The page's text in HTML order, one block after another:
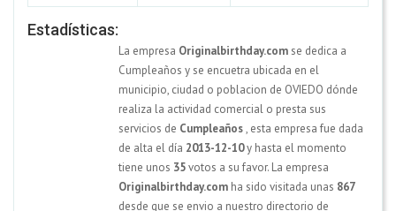
Estadísticas:
La empresa Originalbirthday.comse dedica a
Cumpleaños y se encuetra ubicada en el
municipio, ciudad o poblacion de OVIEDO dónde
realiza la actividad comercial o presta sus
servicios de Cumpleaños, esta empresa fue dada
de alta el día 2013-12-10y hasta el momento
tiene unos 35votos a su favor. La empresa
Originalbirthday.com ha sido visitada unas 867
desde que se envio a nuestro directorio de